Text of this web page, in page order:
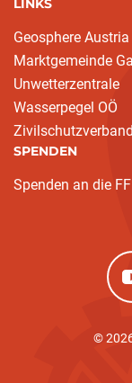
LINKS
Geosphere Austria
Marktgemeinde
Unwetterzentrale
Wasserpegel OÖ
SPENDEN
Spenden an die
©